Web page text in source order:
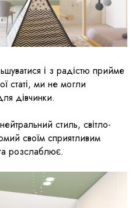
і з радістю прийме
статі, ми не могли
дівчинки.
стиль, світло-
своїм сприятливим
розслаблює.